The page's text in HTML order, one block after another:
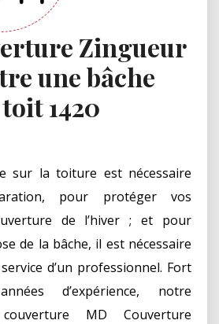
Zingueur
une bâche
1420
sur la toiture est nécessaire
pour protéger vos
de l’hiver ; et pour
de la bâche, il est nécessaire
d’un professionnel. Fort
d’expérience, notre
MD Couverture